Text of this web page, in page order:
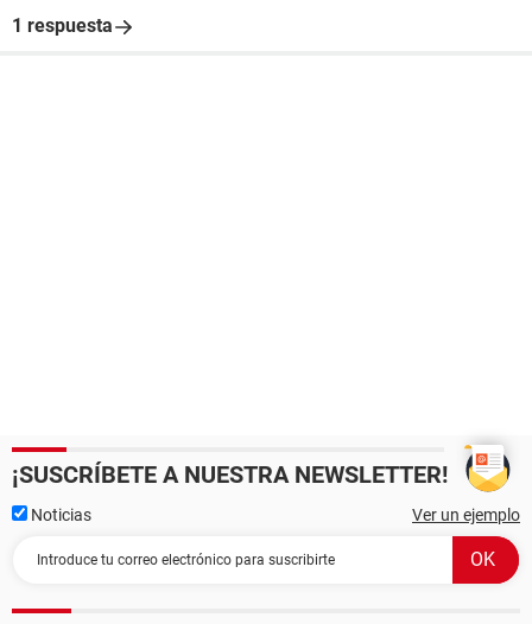
1 respuesta
¡SUSCRÍBETE A NUESTRA NEWSLETTER!
Noticias Ver un ejemplo